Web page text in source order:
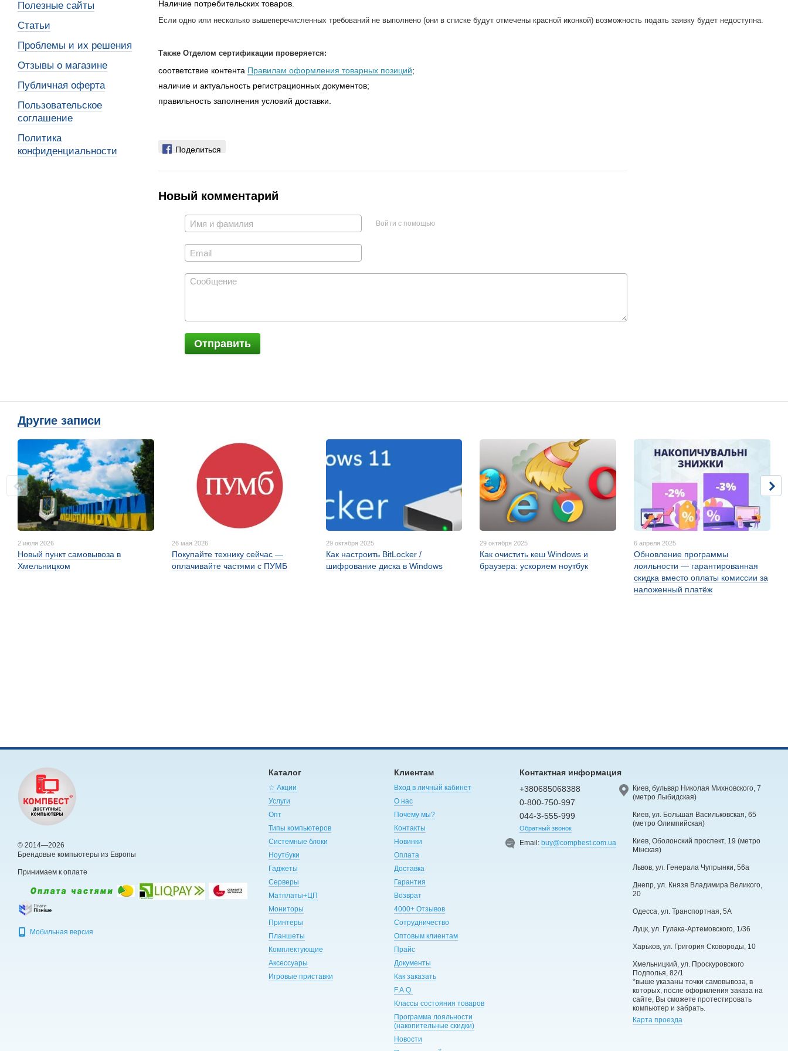
Наличие потребительских товаров.
Если одно или несколько вышеперечисленных требований не выполнено (они в списке будут отмечены красной иконкой) возможность подать заявку будет недоступна.
Также Отделом сертификации проверяется:
соответствие контента Правилам оформления товарных позиций;
наличие и актуальность регистрационных документов;
правильность заполнения условий доставки.
Поделиться
Новый комментарий
Войти с помощью
Отправить
Полезные сайты
Статьи
Проблемы и их решения
Отзывы о магазине
Публичная оферта
Пользовательское
соглашение
Политика
конфиденциальности
Другие записи
2 июля 2026
Новый пункт самовывоза в
Хмельницком
26 мая 2026
Покупайте технику сейчас —
оплачивайте частями с ПУМБ
29 октября 2025
Как настроить BitLocker /
шифрование диска в Windows
29 октября 2025
Как очистить кеш Windows и
браузера: ускоряем ноутбук
6 апреля 2025
Обновление программы
лояльности — гарантированная
скидка вместо оплаты комиссии за
наложенный платёж
© 2014—2026
Брендовые компьютеры из Европы
Принимаем к оплате
Мобильная версия
Каталог
☆ Акции
Услуги
Опт
Типы компьютеров
Системные блоки
Ноутбуки
Гаджеты
Серверы
Матплаты+ЦП
Мониторы
Принтеры
Планшеты
Комплектующие
Аксессуары
Игровые приставки
Клиентам
Вход в личный кабинет
О нас
Почему мы?
Контакты
Новинки
Оплата
Доставка
Гарантия
Возврат
4000+ Отзывов
Сотрудничество
Оптовым клиентам
Прайс
Документы
Как заказать
F.A.Q.
Классы состояния товаров
Программа лояльности
(накопительные скидки)
Новости
Контактная информация
+380685068388
0-800-750-997
044-3-555-999
Обратный звонок
Email:buy@compbest.com.ua
Киев, бульвар Николая Михновского, 7
(метро Лыбидская)
Киев, ул. Большая Васильковская, 65
(метро Олимпийская)
Киев, Оболонский проспект, 19 (метро
Мінская)
Львов, ул. Генерала Чупрынки, 56а
Днепр, ул. Князя Владимира Великого,
20
Одесса, ул. Транспортная, 5А
Луцк, ул. Гулака-Артемовского, 1/36
Харьков, ул. Григория Сковороды, 10
Хмельницкий, ул. Проскуровского
Подполья, 82/1
*выше указаны точки самовывоза, в
которых, после оформления заказа на
сайте, Вы сможете протестировать
компьютер и забрать.
Карта проезда